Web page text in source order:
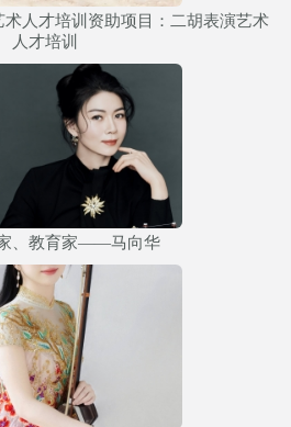
术人才培训资助项目：二胡表演艺术
人才培训
、教育家——马向华